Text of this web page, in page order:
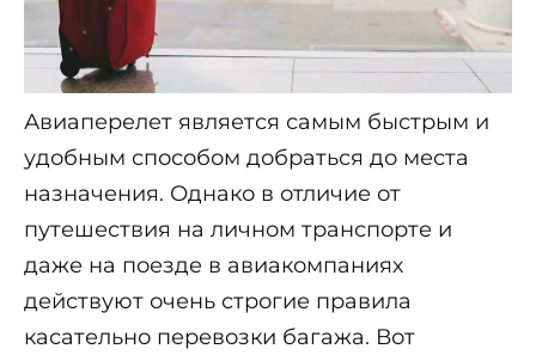
Авиаперелет является самым быстрым и
удобным способом добраться до места
назначения. Однако в отличие от
путешествия на личном транспорте и
даже на поезде в авиакомпаниях
действуют очень строгие правила
касательно перевозки багажа. Вот